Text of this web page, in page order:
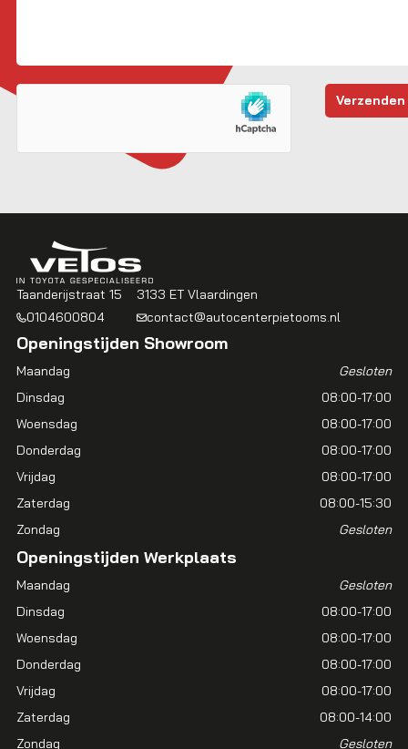
Taanderijstraat 15
3133 ET Vlaardingen
0104600804
contact@autocenterpietooms.nl
Openingstijden Showroom
Maandag
Gesloten
Dinsdag
08:00-17:00
Woensdag
08:00-17:00
Donderdag
08:00-17:00
Vrijdag
08:00-17:00
Zaterdag
08:00-15:30
Zondag
Gesloten
Openingstijden Werkplaats
Maandag
Gesloten
Dinsdag
08:00-17:00
Woensdag
08:00-17:00
Donderdag
08:00-17:00
Vrijdag
08:00-17:00
Zaterdag
08:00-14:00
Zondag
Gesloten